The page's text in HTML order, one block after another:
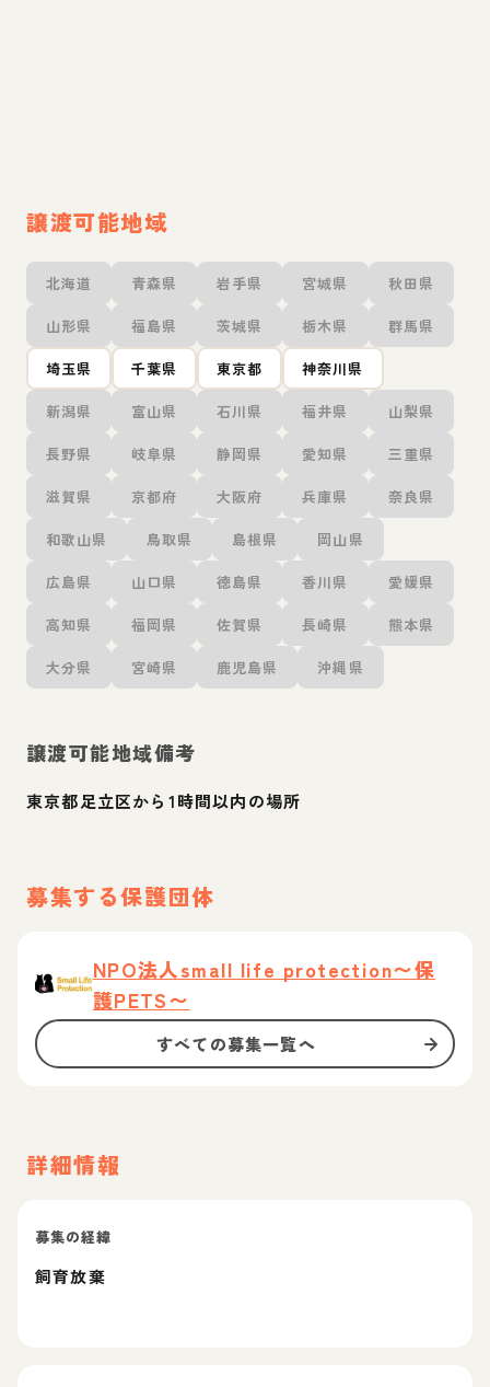
譲渡可能地域
北海道 青森県 岩手県 宮城県 秋田県
山形県 福島県 茨城県 栃木県 群馬県
埼玉県 千葉県 東京都 神奈川県
新潟県 富山県 石川県 福井県 山梨県
長野県 岐阜県 静岡県 愛知県 三重県
滋賀県 京都府 大阪府 兵庫県 奈良県
和歌山県 鳥取県 島根県 岡山県
広島県 山口県 徳島県 香川県 愛媛県
高知県 福岡県 佐賀県 長崎県 熊本県
大分県 宮崎県 鹿児島県 沖縄県
譲渡可能地域備考
東京都足立区から1時間以内の場所
募集する保護団体
NPO法人small life protection〜保
護PETS〜
すべての募集一覧へ
詳細情報
募集の経緯
飼育放棄